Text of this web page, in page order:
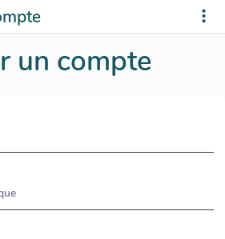
un compte